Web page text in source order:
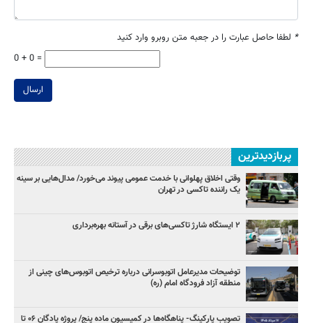
* لطفا حاصل عبارت را در جعبه متن روبرو وارد کنید
0 + 0 =
ارسال
پربازدیدترین
وقتی اخلاق پهلوانی با خدمت عمومی پیوند می‌خورد/ مدال‌هایی بر سینه
یک راننده تاکسی در تهران
۲ ایستگاه شارژ تاکسی‌های برقی در آستانه بهره‌برداری
توضیحات مدیرعامل اتوبوسرانی درباره ترخیص اتوبوس‌های چینی از
منطقه آزاد فرودگاه امام (ره)
تصویب پارکینگ- پناهگاه‌ها در کمیسیون ماده پنج/ پروژه پادگان ۰۶ تا